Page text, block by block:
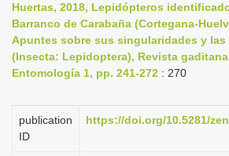
a
v
i
g
t
Huertas, 2018, Lepidópteros
Barranco de Carabaña (Cortegana-
Apuntes sobre sus singularidades y
(Insecta: Lepidoptera), Revista
Entomología 1, pp. 241-272 : 270
publication
ID
https://doi.org/10.5281/